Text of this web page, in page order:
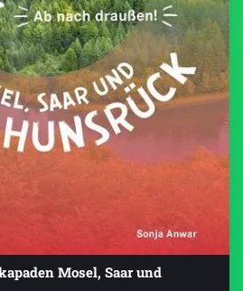
Mosel, Saar und